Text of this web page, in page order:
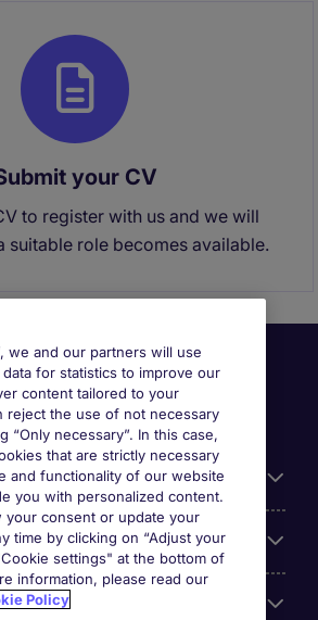
your CV
to register with us and we will
suitable role becomes available.
we and our partners will use
for statistics to improve our
content tailored to your
reject the use of not necessary
“Only necessary”. In this case,
that are strictly necessary
and functionality of our website
you with personalized content.
your consent or update your
time by clicking on “Adjust your
settings" at the bottom of
information, please read our
Policy